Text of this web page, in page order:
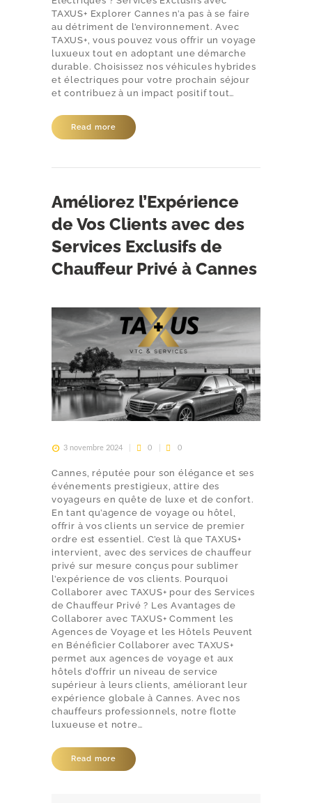
TAXUS+ Explorer Cannes n’a pas à se faire
au détriment de l’environnement. Avec
TAXUS+, vous pouvez vous offrir un voyage
luxueux tout en adoptant une démarche
durable. Choisissez nos véhicules hybrides
et électriques pour votre prochain séjour
et contribuez à un impact positif tout…
Read more
Améliorez l’Expérience
de Vos Clients avec des
Services Exclusifs de
Chauffeur Privé à Cannes
3 novembre 2024 0 0
Cannes, réputée pour son élégance et ses
événements prestigieux, attire des
voyageurs en quête de luxe et de confort.
En tant qu’agence de voyage ou hôtel,
offrir à vos clients un service de premier
ordre est essentiel. C’est là que TAXUS+
intervient, avec des services de chauffeur
privé sur mesure conçus pour sublimer
l’expérience de vos clients. Pourquoi
Collaborer avec TAXUS+ pour des Services
de Chauffeur Privé ? Les Avantages de
Collaborer avec TAXUS+ Comment les
Agences de Voyage et les Hôtels Peuvent
en Bénéficier Collaborer avec TAXUS+
permet aux agences de voyage et aux
hôtels d’offrir un niveau de service
supérieur à leurs clients, améliorant leur
expérience globale à Cannes. Avec nos
chauffeurs professionnels, notre flotte
luxueuse et notre…
Read more